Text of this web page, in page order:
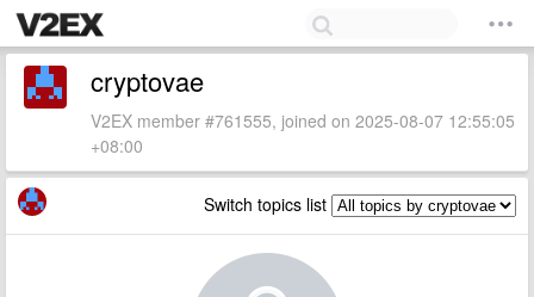
cryptovae
V2EX member #761555, joined on 2025-08-07 12:55:05
+08:00
Switch topics list